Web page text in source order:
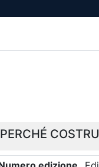
attestato di